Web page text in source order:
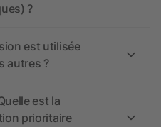
?
est utilisée
autres ?
est la
prioritaire